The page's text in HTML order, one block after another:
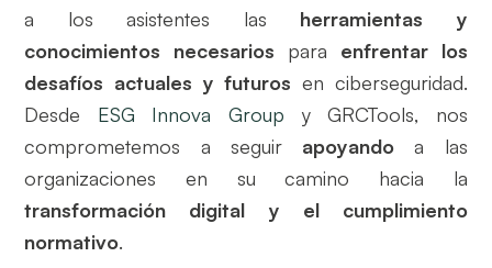
a los asistentes las herramientas y
conocimientos necesarios para enfrentar los
desafíos actuales y futuros en ciberseguridad.
Desde ESG Innova Group y GRCTools, nos
comprometemos a seguir apoyando a las
organizaciones en su camino hacia la
transformación digital y el cumplimiento
normativo.